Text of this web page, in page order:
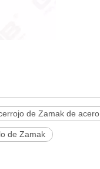
de Zamak de acero
de Zamak